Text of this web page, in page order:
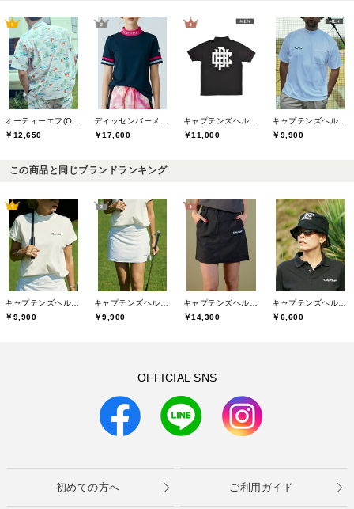
￥12,650
￥17,600
￥11,000
￥9,900
この商品と同じブランドランキング
￥9,900
￥9,900
￥14,300
￥6,600
OFFICIAL SNS
初めての方へ ご利用ガイド